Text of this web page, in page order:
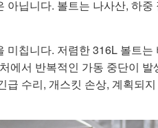
닙니다. 볼트는 나사산, 하중
칩니다. 저렴한 316L 볼트는
에서 반복적인 가동 중단이
수리, 개스킷 손상, 계획되